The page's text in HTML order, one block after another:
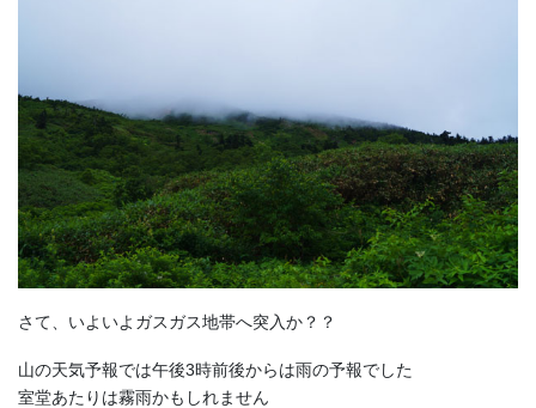
さて、いよいよガスガス地帯へ突入か？？
山の天気予報では午後3時前後からは雨の予報でした
室堂あたりは霧雨かもしれません